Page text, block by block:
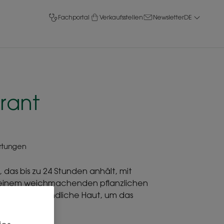
Fachportal Verkaufsstellen NewsletterDE
bis zu 24 Stunden anhält, mit
weichmachenden pflanzlichen
für empfindliche Haut, um das